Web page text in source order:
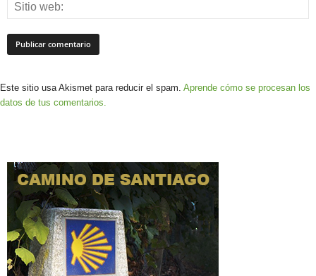
Este sitio usa Akismet para reducir el spam. Aprende cómo se procesan los
datos de tus comentarios.